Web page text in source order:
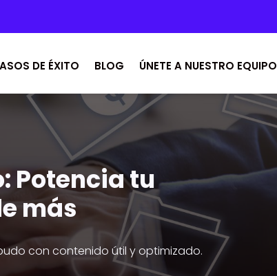
DE ÉXITO BLOG ÚNETE A NUESTRO EQUIPO
Potencia tu
más
con contenido útil y optimizado.